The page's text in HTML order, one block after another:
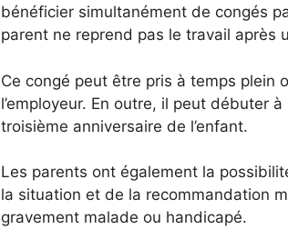
bénéficier simultanément de congés
parent ne reprend pas le travail après
Ce congé peut être pris à temps plein
l’employeur. En outre, il peut débuter
troisième anniversaire de l’enfant.
Les parents ont également la
la situation et de la recommandation
gravement malade ou handicapé.